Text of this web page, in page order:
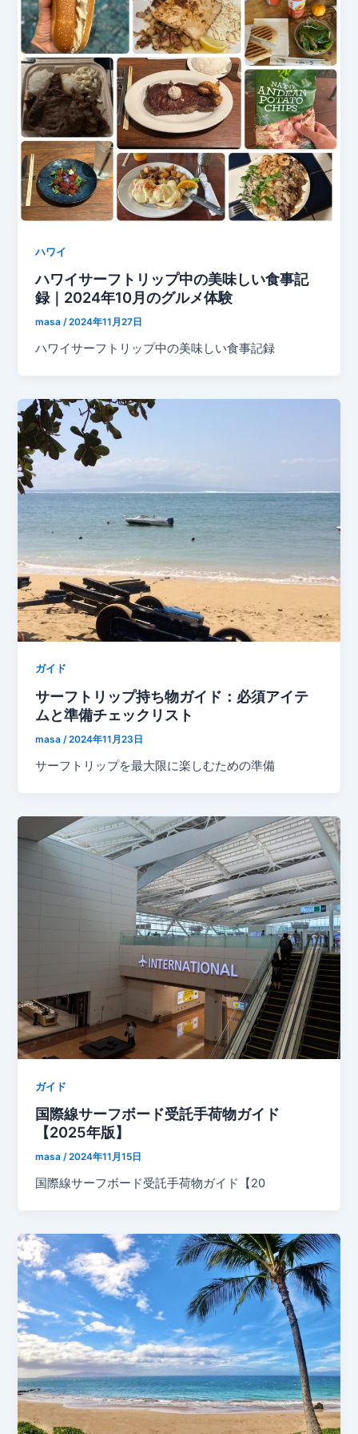
ハワイ
ハワイサーフトリップ中の美味しい食事記
録｜2024年10月のグルメ体験
masa/2024年11月27日
ハワイサーフトリップ中の美味しい食事記録
ガイド
サーフトリップ持ち物ガイド：必須アイテ
ムと準備チェックリスト
masa/2024年11月23日
サーフトリップを最大限に楽しむための準備
ガイド
国際線サーフボード受託手荷物ガイド
【2025年版】
masa/2024年11月15日
国際線サーフボード受託手荷物ガイド【20